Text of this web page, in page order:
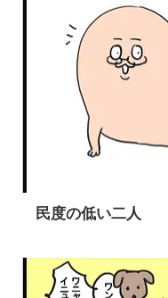
民度の低い二人